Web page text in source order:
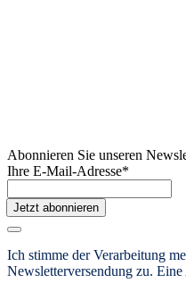
Abonnieren Sie unseren
Ihre E-Mail-Adresse*
Jetzt abonnieren
Ich stimme der Verarbeitung
Newsletterversendung zu. Eine